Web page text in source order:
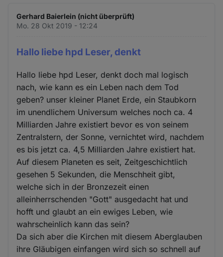
Gerhard Baierlein (nicht überprüft)
Mo. 28 Okt 2019 - 12:24
Hallo liebe hpd Leser, denkt
Hallo liebe hpd Leser, denkt doch mal logisch
nach, wie kann es ein Leben nach dem Tod
geben? unser kleiner Planet Erde, ein Staubkorn
im unendlichem Universum welches noch ca. 4
Milliarden Jahre existiert bevor es von seinem
Zentralstern, der Sonne, vernichtet wird, nachdem
es bis jetzt ca. 4,5 Milliarden Jahre existiert hat.
Auf diesem Planeten es seit, Zeitgeschichtlich
gesehen 5 Sekunden, die Menschheit gibt,
welche sich in der Bronzezeit einen
alleinherrschenden "Gott" ausgedacht hat und
hofft und glaubt an ein ewiges Leben, wie
wahrscheinlich kann das sein?
Da sich aber die Kirchen mit diesem Aberglauben
ihre Gläubigen einfangen wird sich so schnell auf